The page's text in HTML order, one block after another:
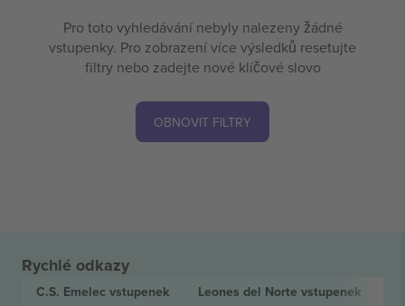
Pro toto vyhledávání nebyly nalezeny žádné
vstupenky. Pro zobrazení více výsledků resetujte
filtry nebo zadejte nové klíčové slovo
OBNOVIT FILTRY
Rychlé odkazy
C.S. Emelec vstupenek Leones del Norte vstupenek